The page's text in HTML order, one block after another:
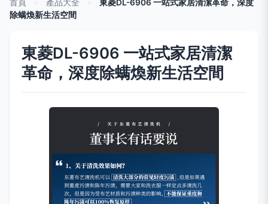
首頁 產品大全
東菱DL-6906 一站式家居清潔革命，深度
除螨煥新生活空間
東菱DL-6906 一站式家居清潔
革命，深度除螨煥新生活空間